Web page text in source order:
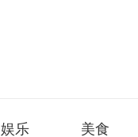
娱乐 美食